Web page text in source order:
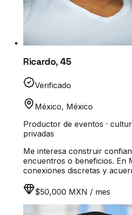
Ricardo, 45
Verificado
México, México
Productor de eventos ·
privadas
Me interesa construir
encuentros o beneficios. En
conexiones discretas y
$50,000 MXN / mes